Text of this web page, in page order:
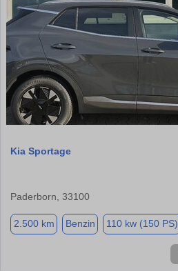
Kia Sportage
Paderborn, 33100
2.500 km Benzin 110 kw (150 PS)